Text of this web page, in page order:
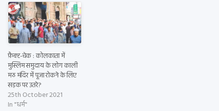
फ़ैक्ट-चेक : कोलकाता में
मुस्लिम समुदाय के लोग काली
मठ मंदिर में पूजा रोकने के लिए
सड़क पर उतरे?
25th October 2021
In "धर्म"